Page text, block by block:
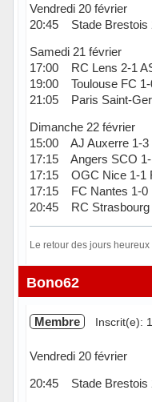
Vendredi 20 février
20:45 Stade Brestois
Samedi 21 février
17:00 RC Lens 2-1
19:00 Toulouse FC 1-
21:05 Paris Saint-
Dimanche 22 février
15:00 AJ Auxerre 1-3
17:15 Angers SCO 1-
17:15 OGC Nice 1-1
17:15 FC Nantes 1-0
20:45 RC Strasbourg
Le retour des jours heureux
Hors ligne
Bono62
Membre Inscrit(e):
Vendredi 20 février
20:45 Stade Brestois